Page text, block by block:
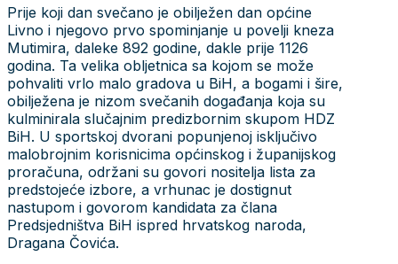
Prije koji dan svečano je obilježen dan općine
Livno i njegovo prvo spominjanje u povelji kneza
Mutimira, daleke 892 godine, dakle prije 1126
godina. Ta velika obljetnica sa kojom se može
pohvaliti vrlo malo gradova u BiH, a bogami i šire,
obilježena je nizom svečanih događanja koja su
kulminirala slučajnim predizbornim skupom HDZ
BiH. U sportskoj dvorani popunjenoj isključivo
malobrojnim korisnicima općinskog i županijskog
proračuna, održani su govori nositelja lista za
predstojeće izbore, a vrhunac je dostignut
nastupom i govorom kandidata za člana
Predsjedništva BiH ispred hrvatskog naroda,
Dragana Čovića.